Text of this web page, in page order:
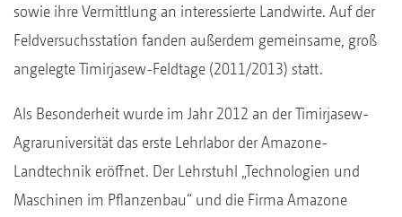
sowie ihre Vermittlung an interessierte Landwirte. Auf der
Feldversuchsstation fanden außerdem gemeinsame, groß
angelegte Timirjasew-Feldtage (2011/2013) statt.
Als Besonderheit wurde im Jahr 2012 an der Timirjasew-
Agraruniversität das erste Lehrlabor der Amazone-
Landtechnik eröffnet. Der Lehrstuhl „Technologien und
Maschinen im Pflanzenbau“ und die Firma Amazone